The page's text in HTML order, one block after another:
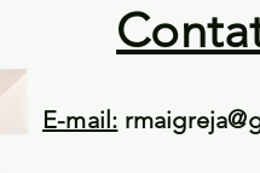
E-mail: